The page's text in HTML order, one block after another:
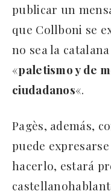
publicar un
que Collboni se
no sea la
«paletismo y de
ciudadanos«.
Pagès, además,
puede
hacerlo, estará